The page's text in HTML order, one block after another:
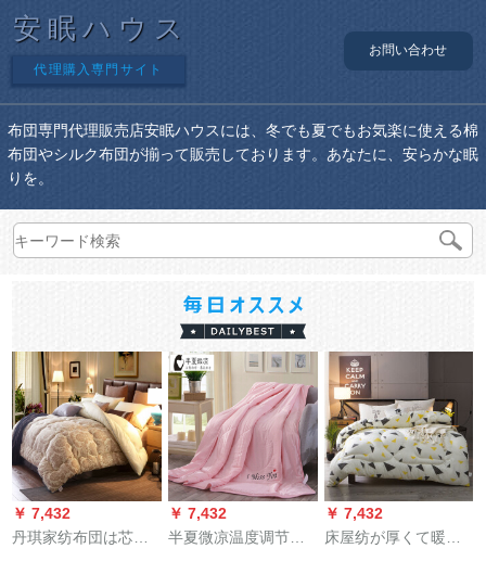
安眠ハウス
代理購入専門サイト
お問い合わせ
布団専門代理販売店安眠ハウスには、冬でも夏でもお気楽に使える棉
布団やシルク布団が揃って販売しております。あなたに、安らかな眠
りを。
￥ 7,432
丹琪家纺布団は芯に
￥ 7,432
半夏微凉温度调节挂
￥ 7,432
床屋纺が厚くて暖か